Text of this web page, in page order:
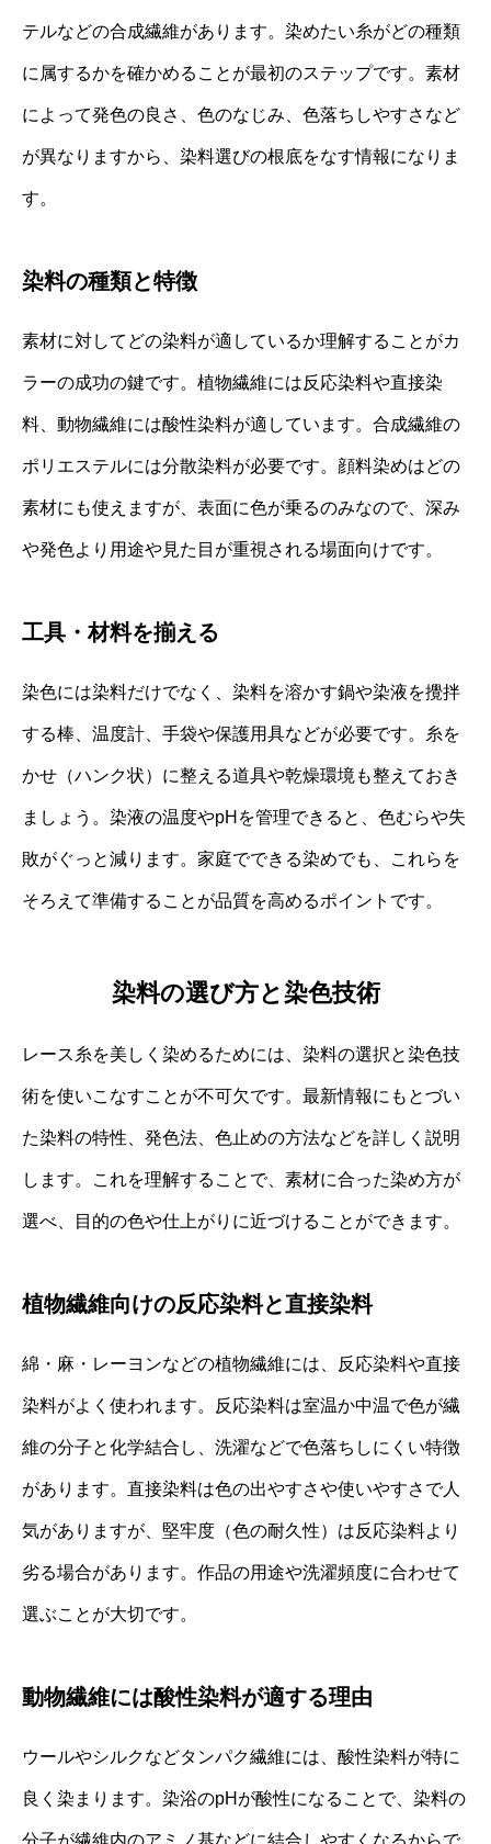
テルなどの合成繊維があります。染めたい糸がどの種類
に属するかを確かめることが最初のステップです。素材
によって発色の良さ、色のなじみ、色落ちしやすさなど
が異なりますから、染料選びの根底をなす情報になりま
す。
染料の種類と特徴
素材に対してどの染料が適しているか理解することがカ
ラーの成功の鍵です。植物繊維には反応染料や直接染
料、動物繊維には酸性染料が適しています。合成繊維の
ポリエステルには分散染料が必要です。顔料染めはどの
素材にも使えますが、表面に色が乗るのみなので、深み
や発色より用途や見た目が重視される場面向けです。
工具・材料を揃える
染色には染料だけでなく、染料を溶かす鍋や染液を攪拌
する棒、温度計、手袋や保護用具などが必要です。糸を
かせ（ハンク状）に整える道具や乾燥環境も整えておき
ましょう。染液の温度やpHを管理できると、色むらや失
敗がぐっと減ります。家庭でできる染めでも、これらを
そろえて準備することが品質を高めるポイントです。
染料の選び方と染色技術
レース糸を美しく染めるためには、染料の選択と染色技
術を使いこなすことが不可欠です。最新情報にもとづい
た染料の特性、発色法、色止めの方法などを詳しく説明
します。これを理解することで、素材に合った染め方が
選べ、目的の色や仕上がりに近づけることができます。
植物繊維向けの反応染料と直接染料
綿・麻・レーヨンなどの植物繊維には、反応染料や直接
染料がよく使われます。反応染料は室温か中温で色が繊
維の分子と化学結合し、洗濯などで色落ちしにくい特徴
があります。直接染料は色の出やすさや使いやすさで人
気がありますが、堅牢度（色の耐久性）は反応染料より
劣る場合があります。作品の用途や洗濯頻度に合わせて
選ぶことが大切です。
動物繊維には酸性染料が適する理由
ウールやシルクなどタンパク繊維には、酸性染料が特に
良く染まります。染浴のpHが酸性になることで、染料の